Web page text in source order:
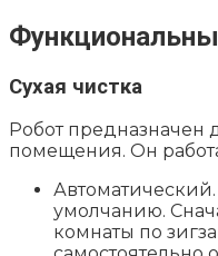
Сухая чистка
Робот предназначен
помещения. Он
умолчанию.
комнаты по